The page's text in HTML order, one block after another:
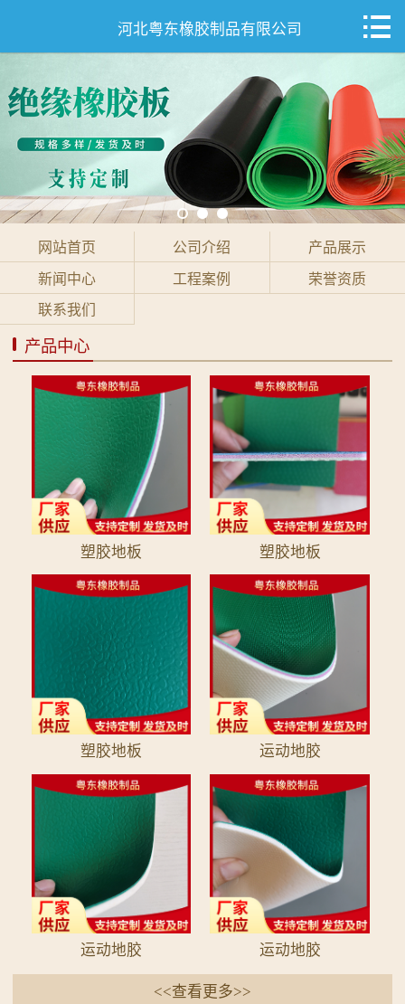
 网站首页
产品展示
新闻中心
工程案例
荣誉资质
联系我们
河北粤东橡胶制品有限公司 
网站首页 公司介绍 产品展示
新闻中心 工程案例 荣誉资质
联系我们
产品中心
塑胶地板 塑胶地板
塑胶地板 运动地胶
运动地胶 运动地胶
<<查看更多>>